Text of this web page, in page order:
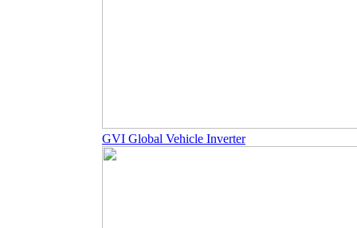
GVI Global Vehicle Inverter